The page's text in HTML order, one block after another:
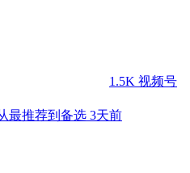
1.5K 视频号
最推荐到备选 3天前